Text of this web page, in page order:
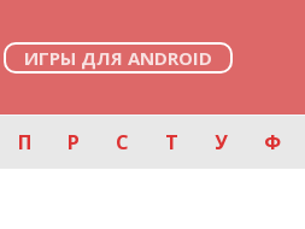
ИГРЫ ДЛЯ ANDROID
П Р С Т У Ф